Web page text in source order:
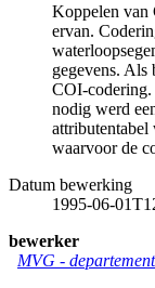
Koppelen van
ervan.
gegevens. Als
COI-codering.
nodig werd
attributentabel
waarvoor de
Datum bewerking
1995-06-
bewerker
MVG -